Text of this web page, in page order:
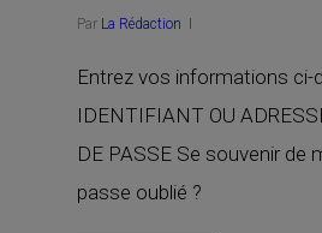
Par La Rédaction
Entrez vos informations ci-
IDENTIFIANT OU
DE PASSE Se souvenir de
passe oublié ?